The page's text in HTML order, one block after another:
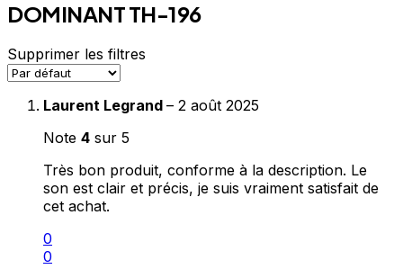
DOMINANT TH-196
Supprimer les filtres
Laurent Legrand – 2 août 2025
Note 4 sur 5
Très bon produit, conforme à la description. Le
son est clair et précis, je suis vraiment satisfait de
cet achat.
0
0